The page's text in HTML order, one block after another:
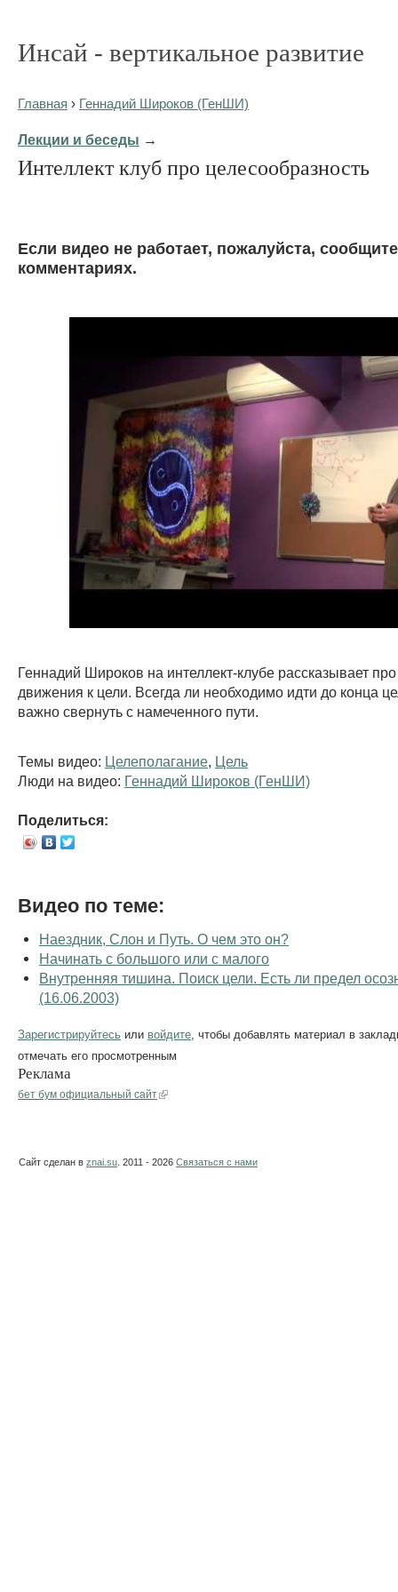
Инсай - вертикальное развитие
Главная › Геннадий Широков (ГенШИ)
Лекции и беседы →
Интеллект клуб про целесообразность
Eсли видео не работает, пожалуйста,
комментариях.
Геннадий Широков на интеллект-клубе рассказывает
движения к цели. Всегда ли необходимо идти до конца
важно свернуть с намеченного пути.
Темы видео: Целеполагание Цель
Люди на видео: Геннадий Широков (ГенШИ)
Поделиться:
Видео по теме:
Наездник, Слон и Путь. О чем это он?
Начинать с большого или с малого
Внутренняя тишина. Поиск цели. Есть ли предел
(16.06.2003)
Зарегистрируйтесь или войдите , чтобы добавлять материал в
отмечать его просмотренным
Реклама
бет бум официальный сайт
Сайт сделан в znai.su . 2011 - 2026 Связаться с нами